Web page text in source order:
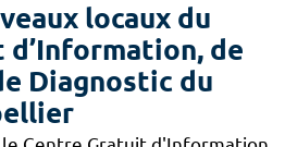
locaux du
de
Diagnostic du